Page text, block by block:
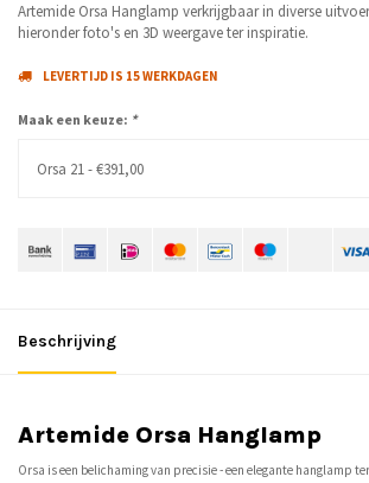
Artemide Orsa Hanglamp verkrijgbaar in diverse
hieronder foto's en 3D weergave ter inspiratie.
LEVERTIJD IS 15 WERKDAGEN
Maak een keuze: *
Orsa 21 - €391,00
Beschrijving
Artemide Orsa Hanglamp
Orsa is een belichaming van precisie - een elegante hanglamp